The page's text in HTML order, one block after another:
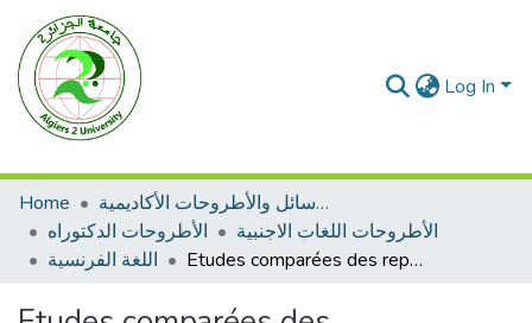
Log In
Home
الرسائل والأطروحات الأكاديمية
الأطروحات الدكتوراه
الأطروحات اللغات الاجنبية
اللغة الفرنسية
Etudes comparées des représentations du voile dans deux journaux Liberté et Le Monde 2014/2016